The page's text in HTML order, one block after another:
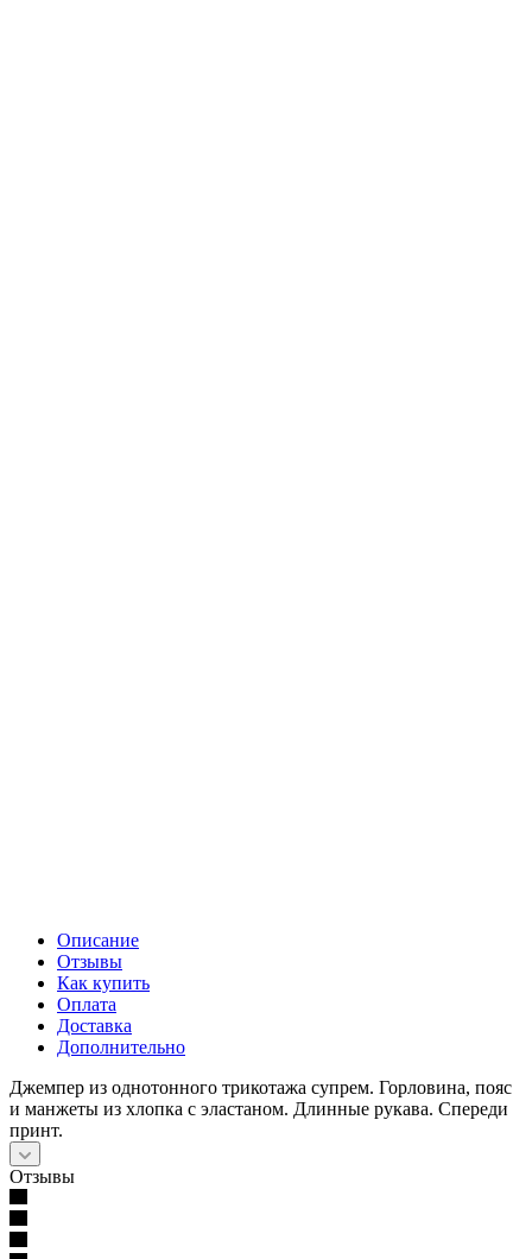
Описание
Отзывы
Как купить
Оплата
Доставка
Дополнительно
Джемпер из однотонного трикотажа супрем. Горловина, пояс
и манжеты из хлопка с эластаном. Длинные рукава. Спереди
принт.
Отзывы